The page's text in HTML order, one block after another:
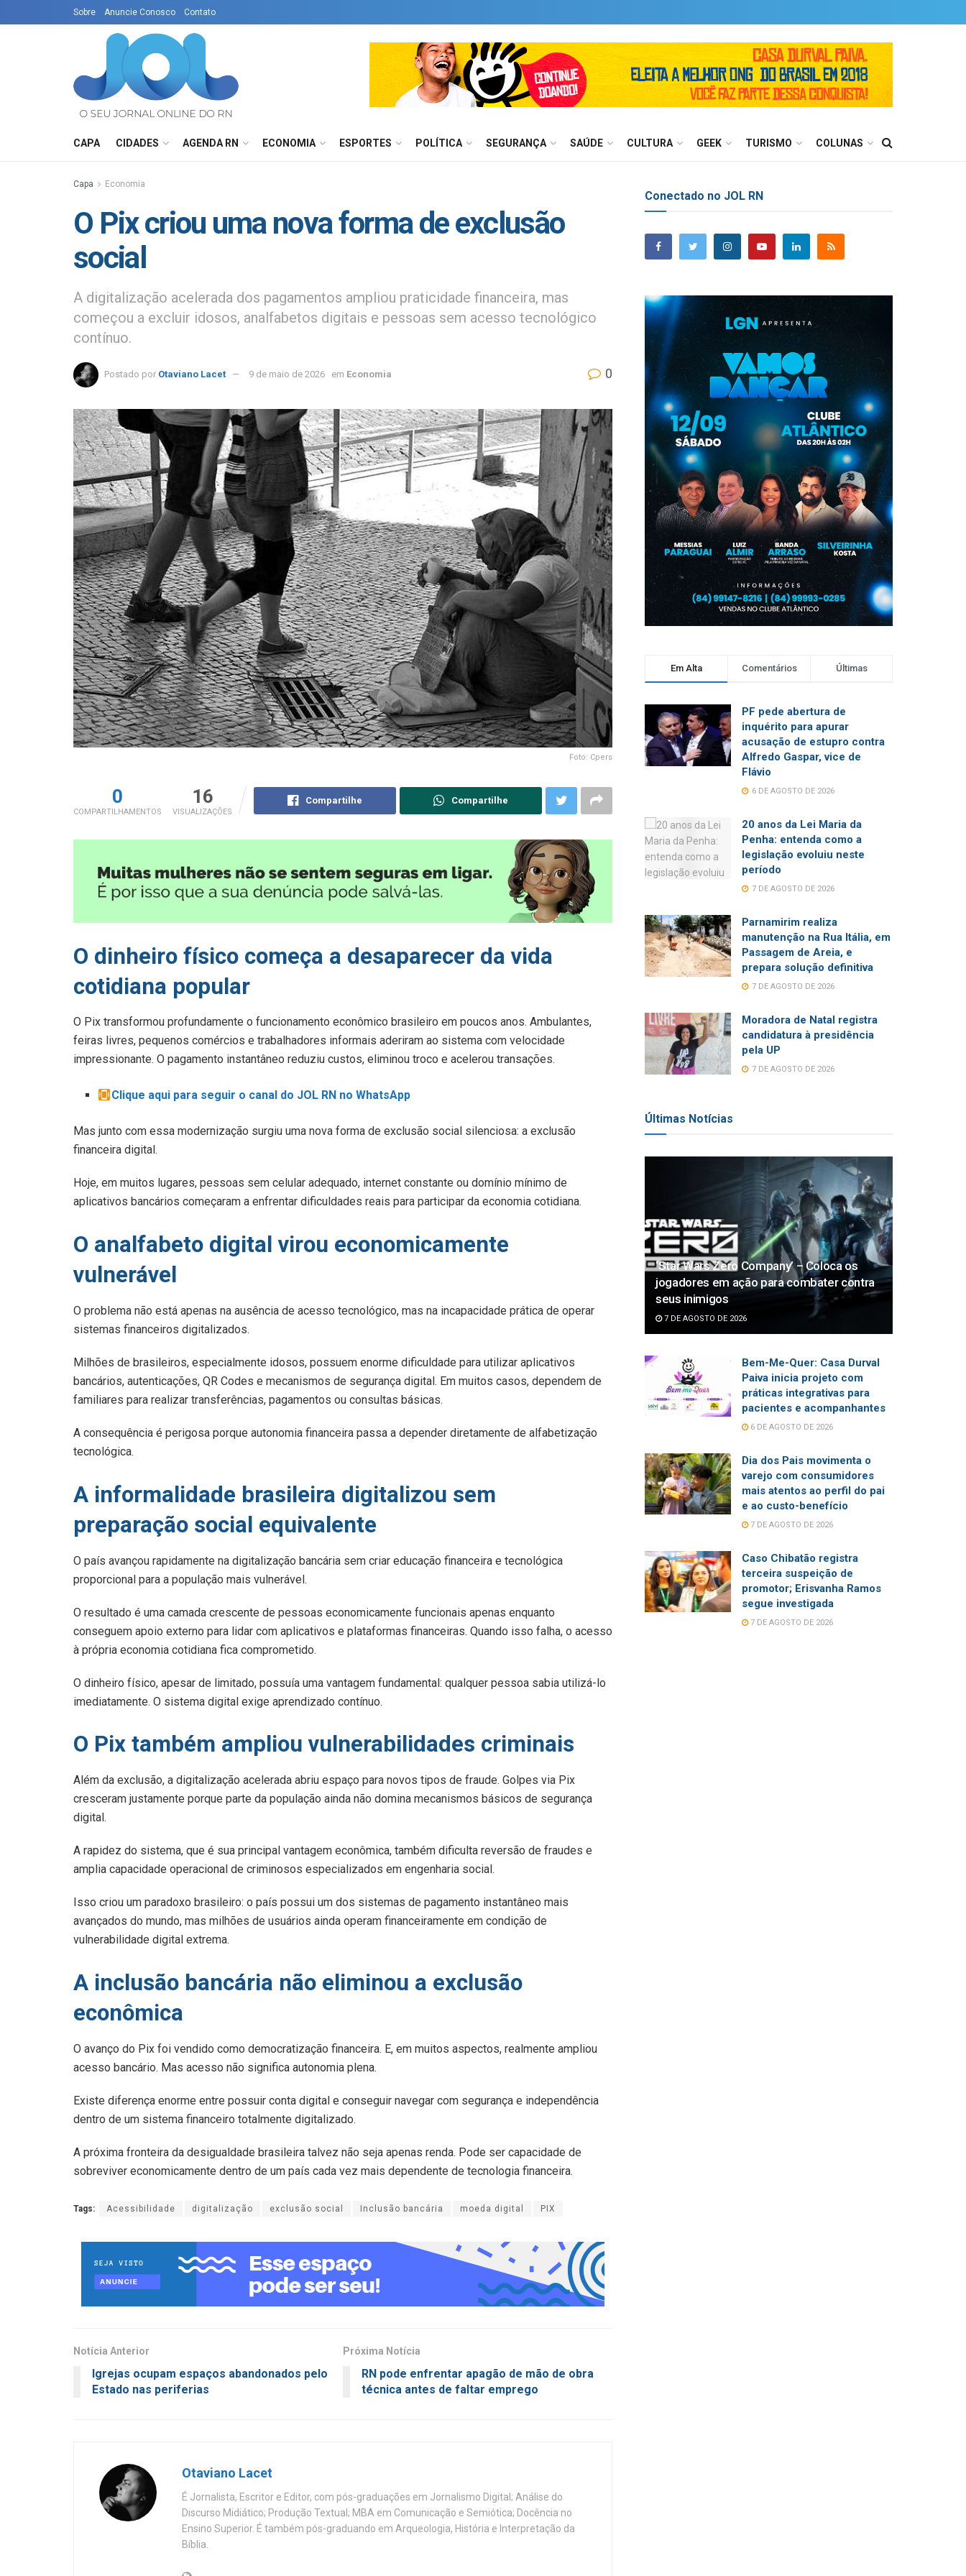
Sobre Anuncie Conosco Contato
CAPA CIDADES AGENDA RN ECONOMIA ESPORTES POLÍTICA SEGURANÇA SAÚDE CULTURA GEEK TURISMO COLUNAS
Capa Economia
O Pix criou uma nova forma de exclusão
social
A digitalização acelerada dos pagamentos ampliou praticidade financeira, mas
começou a excluir idosos, analfabetos digitais e pessoas sem acesso tecnológico
contínuo.
Postado por Otaviano Lacet 9 de maio de 2026 em Economia 0
Foto: Cpers
0
COMPARTILHAMENTOS
16
VISUALIZAÇÕES
Compartilhe Compartilhe
O dinheiro físico começa a desaparecer da vida
cotidiana popular
O Pix transformou profundamente o funcionamento econômico brasileiro em poucos anos. Ambulantes,
feiras livres, pequenos comércios e trabalhadores informais aderiram ao sistema com velocidade
impressionante. O pagamento instantâneo reduziu custos, eliminou troco e acelerou transações.
Clique aqui para seguir o canal do JOL RN no WhatsApp
Mas junto com essa modernização surgiu uma nova forma de exclusão social silenciosa: a exclusão
financeira digital.
Hoje, em muitos lugares, pessoas sem celular adequado, internet constante ou domínio mínimo de
aplicativos bancários começaram a enfrentar dificuldades reais para participar da economia cotidiana.
O analfabeto digital virou economicamente
vulnerável
O problema não está apenas na ausência de acesso tecnológico, mas na incapacidade prática de operar
sistemas financeiros digitalizados.
Milhões de brasileiros, especialmente idosos, possuem enorme dificuldade para utilizar aplicativos
bancários, autenticações, QR Codes e mecanismos de segurança digital. Em muitos casos, dependem de
familiares para realizar transferências, pagamentos ou consultas básicas.
A consequência é perigosa porque autonomia financeira passa a depender diretamente de alfabetização
tecnológica.
A informalidade brasileira digitalizou sem
preparação social equivalente
O país avançou rapidamente na digitalização bancária sem criar educação financeira e tecnológica
proporcional para a população mais vulnerável.
O resultado é uma camada crescente de pessoas economicamente funcionais apenas enquanto
conseguem apoio externo para lidar com aplicativos e plataformas financeiras. Quando isso falha, o acesso
à própria economia cotidiana fica comprometido.
O dinheiro físico, apesar de limitado, possuía uma vantagem fundamental: qualquer pessoa sabia utilizá-lo
imediatamente. O sistema digital exige aprendizado contínuo.
O Pix também ampliou vulnerabilidades criminais
Além da exclusão, a digitalização acelerada abriu espaço para novos tipos de fraude. Golpes via Pix
cresceram justamente porque parte da população ainda não domina mecanismos básicos de segurança
digital.
A rapidez do sistema, que é sua principal vantagem econômica, também dificulta reversão de fraudes e
amplia capacidade operacional de criminosos especializados em engenharia social.
Isso criou um paradoxo brasileiro: o país possui um dos sistemas de pagamento instantâneo mais
avançados do mundo, mas milhões de usuários ainda operam financeiramente em condição de
vulnerabilidade digital extrema.
A inclusão bancária não eliminou a exclusão
econômica
O avanço do Pix foi vendido como democratização financeira. E, em muitos aspectos, realmente ampliou
acesso bancário. Mas acesso não significa autonomia plena.
Existe diferença enorme entre possuir conta digital e conseguir navegar com segurança e independência
dentro de um sistema financeiro totalmente digitalizado.
A próxima fronteira da desigualdade brasileira talvez não seja apenas renda. Pode ser capacidade de
sobreviver economicamente dentro de um país cada vez mais dependente de tecnologia financeira.
Tags: Acessibilidade digitalização exclusão social Inclusão bancária moeda digital PIX
Notícia Anterior
Igrejas ocupam espaços abandonados pelo
Estado nas periferias
Próxima Notícia
RN pode enfrentar apagão de mão de obra
técnica antes de faltar emprego
Otaviano Lacet
É Jornalista, Escritor e Editor, com pós-graduações em Jornalismo Digital; Análise do
Discurso Midiático; Produção Textual; MBA em Comunicação e Semiótica; Docência no
Ensino Superior. É também pós-graduando em Arqueologia, História e Interpretação da
Bíblia.
Conectado no JOL RN
Em Alta Comentários Últimas
PF pede abertura de
inquérito para apurar
acusação de estupro contra
Alfredo Gaspar, vice de
Flávio
6 DE AGOSTO DE 2026
20 anos da Lei Maria da
Penha: entenda como a
legislação evoluiu neste
período
7 DE AGOSTO DE 2026
Parnamirim realiza
manutenção na Rua Itália, em
Passagem de Areia, e
prepara solução definitiva
7 DE AGOSTO DE 2026
Moradora de Natal registra
candidatura à presidência
pela UP
7 DE AGOSTO DE 2026
Últimas Notícias
‘Star Wars Zero Company’ – Coloca os
jogadores em ação para combater contra
seus inimigos
7 DE AGOSTO DE 2026
Bem-Me-Quer: Casa Durval
Paiva inicia projeto com
práticas integrativas para
pacientes e acompanhantes
6 DE AGOSTO DE 2026
Dia dos Pais movimenta o
varejo com consumidores
mais atentos ao perfil do pai
e ao custo-benefício
7 DE AGOSTO DE 2026
Caso Chibatão registra
terceira suspeição de
promotor; Erisvanha Ramos
segue investigada
7 DE AGOSTO DE 2026